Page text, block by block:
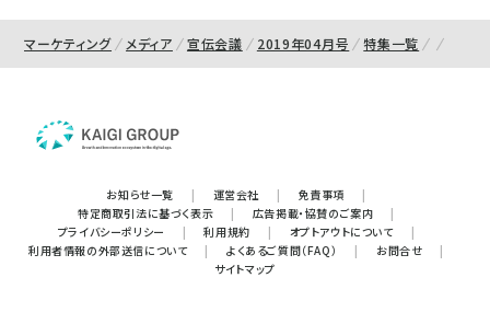
マーケティング メディア 宣伝会議 2019年04月号 特集一覧
お知らせ一覧 | 運営会社 | 免責事項
|
特定商取引法に基づく表示
| 広告掲載・協賛のご案内
|
プライバシーポリシー
| 利用規約 | オプトアウトについて
|
利用者情報の外部送信について
| よくあるご質問（FAQ） | お問合せ
|
サイトマップ